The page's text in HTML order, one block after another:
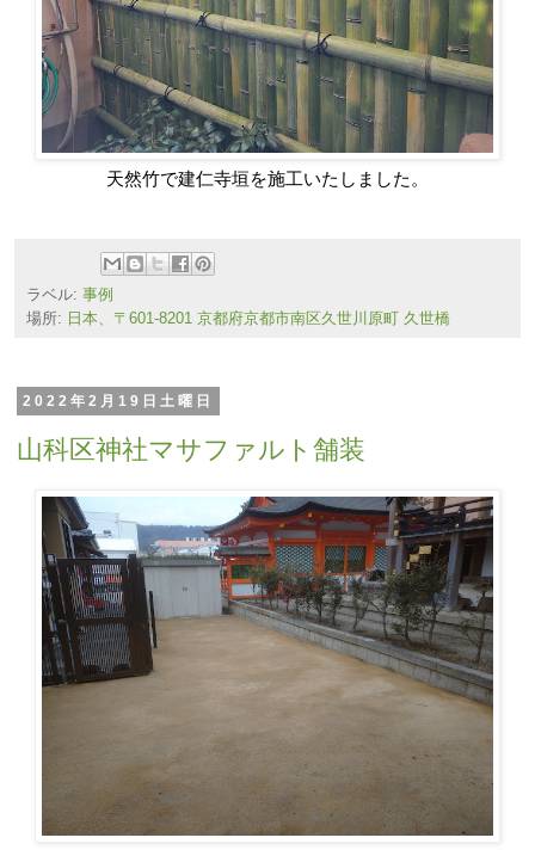
天然竹で建仁寺垣を施工いたしました。
ラベル: 事例
場所: 日本、〒601-8201 京都府京都市南区久世川原町 久世橋
2022年2月19日土曜日
山科区神社マサファルト舗装